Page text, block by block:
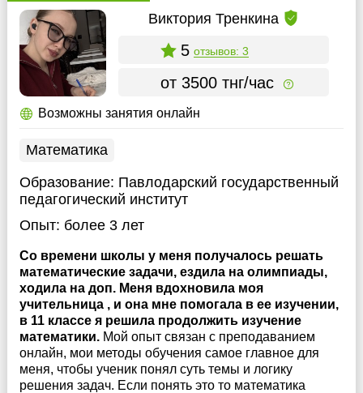
Виктория Тренкина
5 отзывов: 3
от 3500 тнг/час
Возможны занятия онлайн
Математика
Образование: Павлодарский государственный
педагогический институт
Опыт: более 3 лет
Со времени школы у меня получалось решать
математические задачи, ездила на олимпиады,
ходила на доп. Меня вдохновила моя
учительница , и она мне помогала в ее изучении,
в 11 классе я решила продолжить изучение
математики. Мой опыт связан с преподаванием
онлайн, мои методы обучения самое главное для
меня, чтобы ученик понял суть темы и логику
решения задач. Если понять это то математика